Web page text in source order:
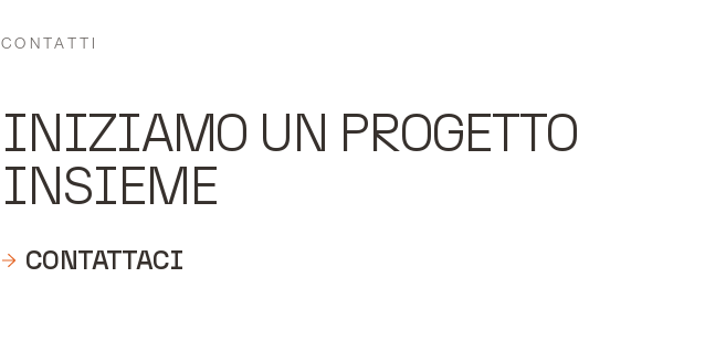
CONTATTI
INIZIAMO UN PROGETTO
INSIEME
CONTATTACI